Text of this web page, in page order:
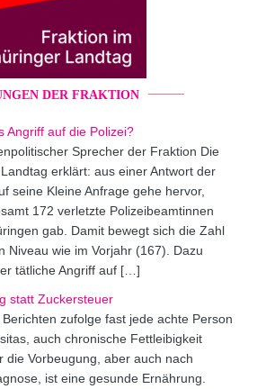
DER FRAKTION
Angriff auf die Polizei?
Sprecher der Fraktion Die
erklärt: aus einer Antwort der
seine Kleine Anfrage gehe hervor,
172 verletzte Polizeibeamtinnen
gab. Damit bewegt sich die Zahl
Niveau wie im Vorjahr (167). Dazu
tätliche Angriff auf […]
statt Zuckersteuer
zufolge fast jede achte Person
auch chronische Fettleibigkeit
die Vorbeugung, aber auch nach
ist eine gesunde Ernährung.